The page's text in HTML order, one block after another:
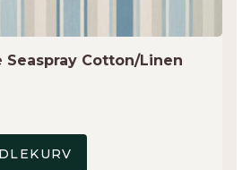
Cotton/Linen